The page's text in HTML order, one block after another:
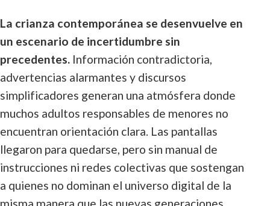
La crianza contemporánea se desenvuelve en
un escenario de incertidumbre sin
precedentes. Información contradictoria,
advertencias alarmantes y discursos
simplificadores generan una atmósfera donde
muchos adultos responsables de menores no
encuentran orientación clara. Las pantallas
llegaron para quedarse, pero sin manual de
instrucciones ni redes colectivas que sostengan
a quienes no dominan el universo digital de la